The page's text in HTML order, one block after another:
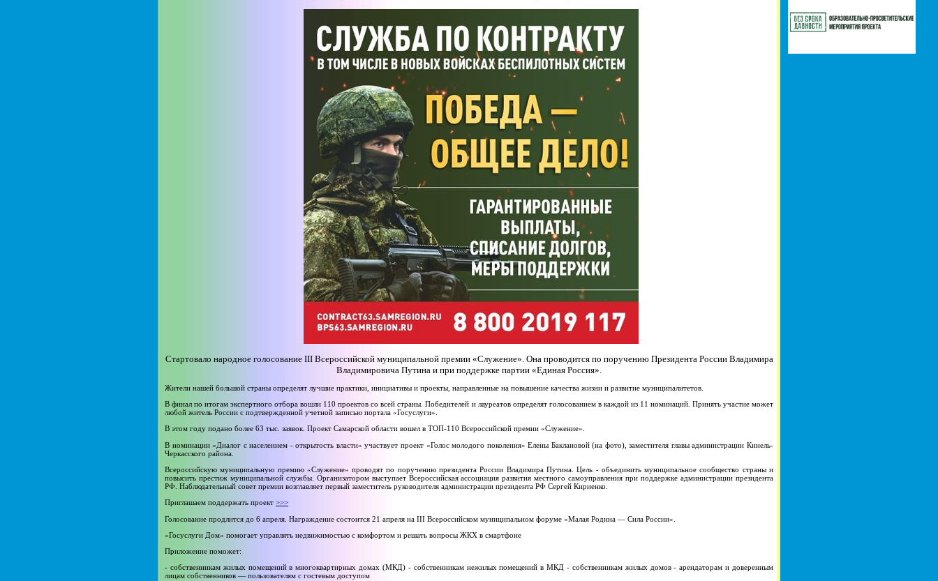
Стартовало народное голосование III Всероссийской муниципальной премии «Служение». Она проводится по поручению Президента России Владимира
Владимировича Путина и при поддержке партии «Единая Россия».
Жители нашей большой страны определят лучшие практики, инициативы и проекты, направленные на повышение качества жизни и развитие муниципалитетов.
В финал по итогам экспертного отбора вошли 110 проектов со всей страны. Победителей и лауреатов определят голосованием в каждой из 11 номинаций. Принять участие может
любой житель России с подтвержденной учетной записью портала «Госуслуги».
В этом году подано более 63 тыс. заявок. Проект Самарской области вошел в ТОП-110 Всероссийской премии «Служение».
В номинации «Диалог с населением - открытость власти» участвует проект «Голос молодого поколения» Елены Баклановой (на фото), заместителя главы администрации Кинель-
Черкасского района.
Всероссийскую муниципальную премию «Служение» проводят по поручению президента России Владимира Путина. Цель - объединить муниципальное сообщество страны и
повысить престиж муниципальной службы. Организатором выступает Всероссийская ассоциация развития местного самоуправления при поддержке администрации президента
РФ. Наблюдательный совет премии возглавляет первый заместитель руководителя администрации президента РФ Сергей Кириенко.
Приглашаем поддержать проект >>>
Голосование продлится до 6 апреля. Награждение состоится 21 апреля на III Всероссийском муниципальном форуме «Малая Родина — Сила России».
«Госуслуги Дом» помогает управлять недвижимостью с комфортом и решать вопросы ЖКХ в смартфоне
Приложение поможет:
- собственникам жилых помещений в многоквартирных домах (МКД) - собственникам нежилых помещений в МКД - собственникам жилых домов - арендаторам и доверенным
лицам собственников — пользователям с гостевым доступом